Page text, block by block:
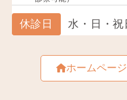
ホームページ